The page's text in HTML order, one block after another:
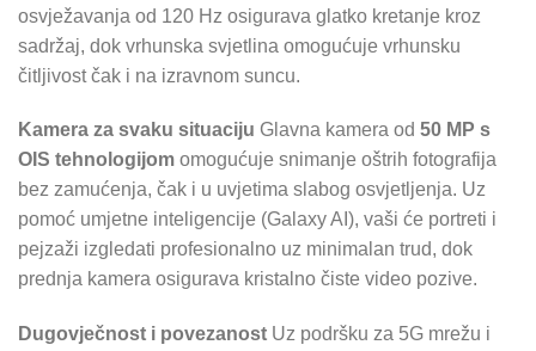
osvježavanja od 120 Hz osigurava glatko kretanje kroz
sadržaj, dok vrhunska svjetlina omogućuje vrhunsku
čitljivost čak i na izravnom suncu.
Kamera za svaku situaciju Glavna kamera od 50 MP s
OIS tehnologijom omogućuje snimanje oštrih fotografija
bez zamućenja, čak i u uvjetima slabog osvjetljenja. Uz
pomoć umjetne inteligencije (Galaxy AI), vaši će portreti i
pejzaži izgledati profesionalno uz minimalan trud, dok
prednja kamera osigurava kristalno čiste video pozive.
Dugovječnost i povezanost Uz podršku za 5G mrežu i